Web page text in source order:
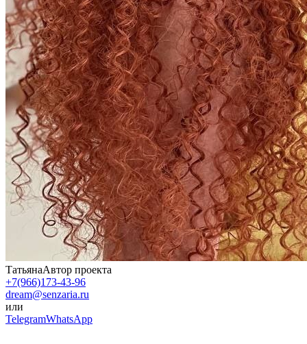
ТатьянаАвтор проекта
+7(966)173-43-96
dream@senzaria.ru
или
TelegramWhatsApp